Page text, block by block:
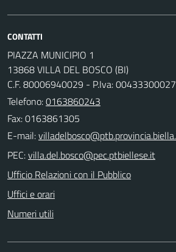
CONTATTI
PIAZZA MUNICIPIO 1
13868 VILLA DEL BOSCO (BI)
C.F. 80006940029 - P.Iva: 00433300027
Telefono:0163860243
Fax: 0163861305
E-mail:
PEC:
Ufficio Relazioni con il Pubblico
Uffici e orari
Numeri utili